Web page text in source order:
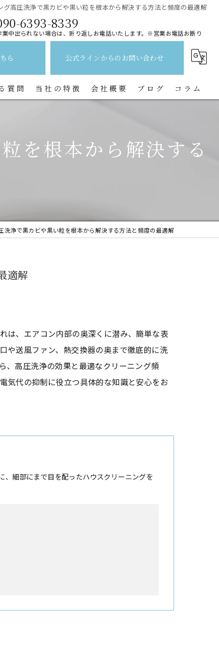
グ高圧洗浄で黒カビや黒い粒を根本から解決する方法と頻度の最適解
6393-8339
業中出られない場合は、折り返しお電話いたします。※営業お電話お断り
ら 公式ラインからのお問い合わせ
質問 当社の特徴
水回り
トイレ
会社概要 ブログ コラム
を根本から解決する
洗浄で黒カビや黒い粒を根本から解決する方法と頻度の最適解
適解
は、エアコン内部の奥深くに潜み、簡単な表
や送風ファン、熱交換器の奥まで徹底的に洗
、高圧洗浄の効果と最適なクリーニング頻
気代の抑制に役立つ具体的な知識と安心をお
細部にまで目を配ったハウスクリーニングを